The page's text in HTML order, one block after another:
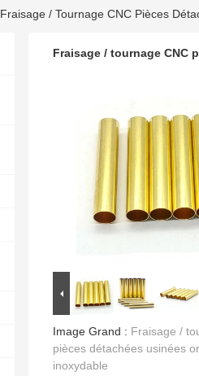
Fraisage / Tournage CNC Pièces
Fraisage / tournage CNC
Image Grand : Fraisage /
pièces détachées usinées
inoxydable